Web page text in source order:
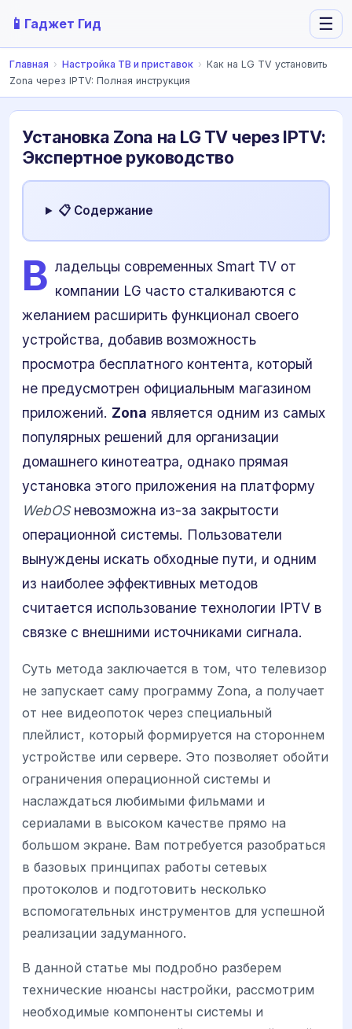
📱 Гаджет Гид ☰
Главная › Настройка ТВ и приставок › Как на LG TV установить
Zona через IPTV: Полная инструкция
Установка Zona на LG TV через IPTV:
Экспертное руководство
📋 Содержание
В ладельцы современных Smart TV от
компании LG часто сталкиваются с
желанием расширить функционал своего
устройства, добавив возможность
просмотра бесплатного контента, который
не предусмотрен официальным магазином
приложений. Zona является одним из самых
популярных решений для организации
домашнего кинотеатра, однако прямая
установка этого приложения на платформу
WebOSневозможна из-за закрытости
операционной системы. Пользователи
вынуждены искать обходные пути, и одним
из наиболее эффективных методов
считается использование технологии IPTV в
связке с внешними источниками сигнала.
Суть метода заключается в том, что телевизор
не запускает саму программу Zona, а получает
от нее видеопоток через специальный
плейлист, который формируется на стороннем
устройстве или сервере. Это позволяет обойти
ограничения операционной системы и
наслаждаться любимыми фильмами и
сериалами в высоком качестве прямо на
большом экране. Вам потребуется разобраться
в базовых принципах работы сетевых
протоколов и подготовить несколько
вспомогательных инструментов для успешной
реализации задуманного.
В данной статье мы подробно разберем
технические нюансы настройки, рассмотрим
необходимые компоненты системы и